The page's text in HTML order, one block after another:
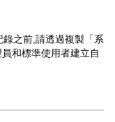
之前,請透過複製「系
和標準使用者建立自